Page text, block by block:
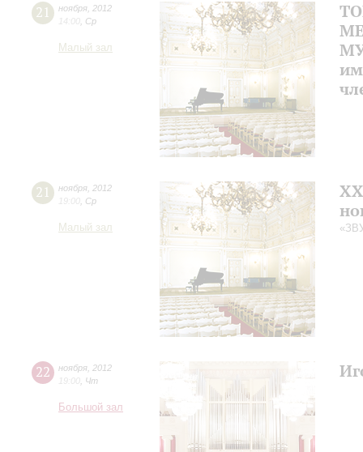
21 ноября 2012
14:00 Ср
Малый зал
21 ноября 2012
19:00 Ср
Малый зал
22 ноября 2012
19:00 Чт
Большой зал